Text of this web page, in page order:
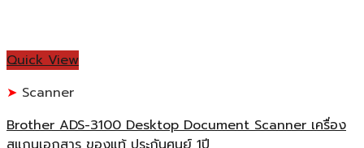
Quick View
Scanner
Brother ADS-3100 Desktop Document Scanner เครื่อง